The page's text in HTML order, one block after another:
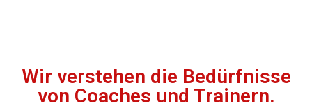
Wir verstehen die Bedürfnisse
von Coaches und Trainern.